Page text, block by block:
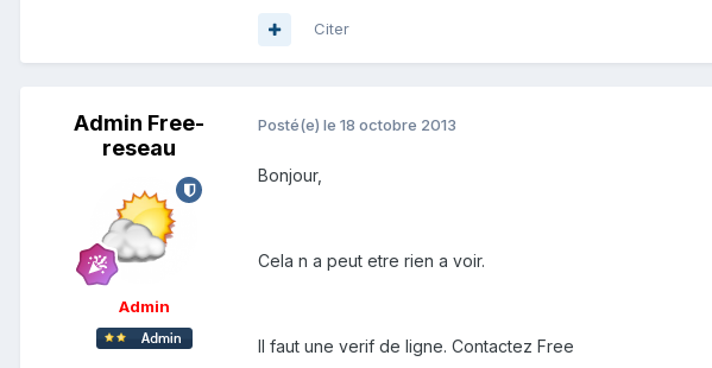
Citer
Admin Free-
reseau
Admin
Posté(e) le 18 octobre 2013
Bonjour,
Cela n a peut etre rien a voir.
Il faut une verif de ligne. Contactez Free